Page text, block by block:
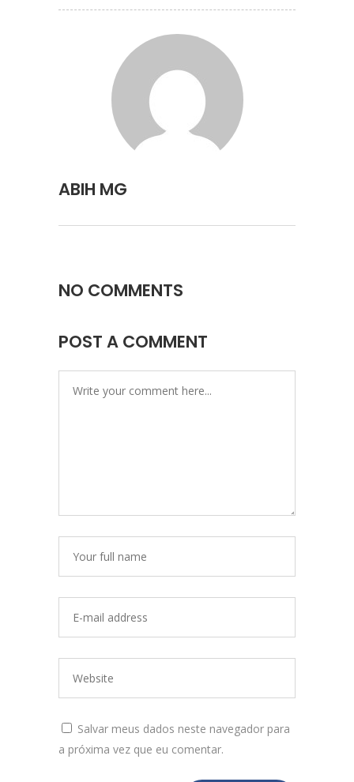
ABIH MG
NO COMMENTS
POST A COMMENT
Salvar meus dados neste navegador para
a próxima vez que eu comentar.